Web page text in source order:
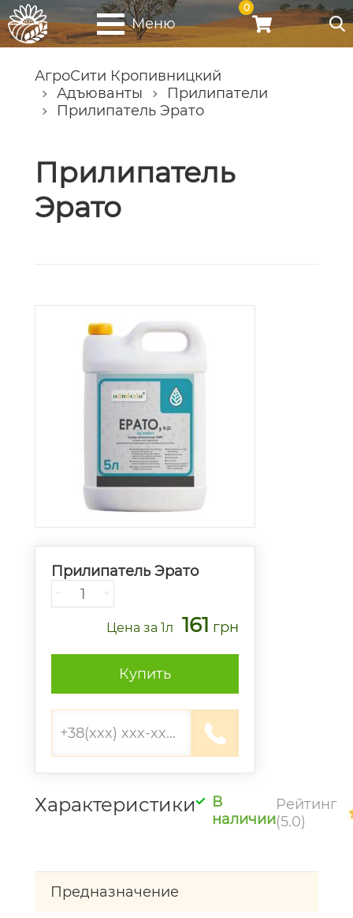
Меню
0
АгроСити Кропивницкий
Адъюванты
Прилипатели
Прилипатель Эрато
Прилипатель
Эрато
Прилипатель Эрато
− +
Цена за 1л 161 грн
Купить
Характеристики
В
наличии
Рейтинг
(5.0)
Предназначение